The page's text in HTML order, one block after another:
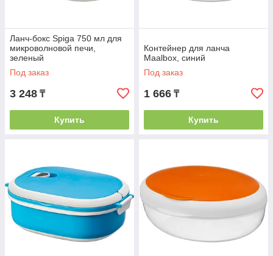
Ланч-бокс Spiga 750 мл для
микроволновой печи,
зеленый
Под заказ
3 248 ₸
Купить
Контейнер для ланча
Maalbox, синий
Под заказ
1 666 ₸
Купить